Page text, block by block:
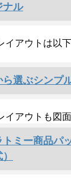
ナル
イアウトは以
ら選ぶシンプ
イアウトも図
トミー商品パ